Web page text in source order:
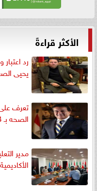
الأكثر قراءةً
رد
يحيى
تعرف
الصحه بـ 14 محافظه
مدير